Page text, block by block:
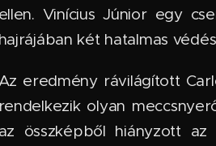
ellen. Vinícius Júnior egy
hajrájában két hatalmas
eredmény rávilágított
rendelkezik olyan
az összképből hiányzott